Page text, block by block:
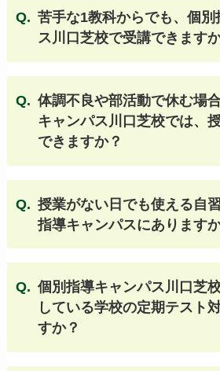
江北高等学校
都立東高等学校 他
【東京 私立高
朋優学院高等学校
城北
帝京大学高等学校
明治学
國學院高等学校
淑徳巣鴨高等学校
日本大学
安田学園高等学校
江戸川女
駒込高等学校
北里大学附属
日本大学豊山高等学校
桜
十文字高等学校
東洋大学京
専修大学附属高等学校
京華高等学校
東京成徳大
個別指導キャンパスの授業料
苦手な1教科からでも、個
ス川口芝校で受講できます
体調不良や部活動で休む場
キャンパス川口芝校では、
できますか？
授業がない日でも使える自
指導キャンパスにあります
個別指導キャンパス川口芝
している学校の定期テスト
すか？